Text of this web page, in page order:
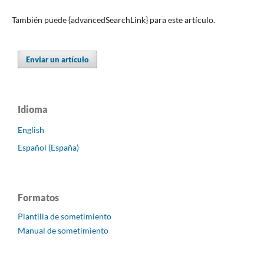
También puede {advancedSearchLink} para este artículo.
Enviar un artículo
Idioma
English
Español (España)
Formatos
Plantilla de sometimiento
Manual de sometimiento